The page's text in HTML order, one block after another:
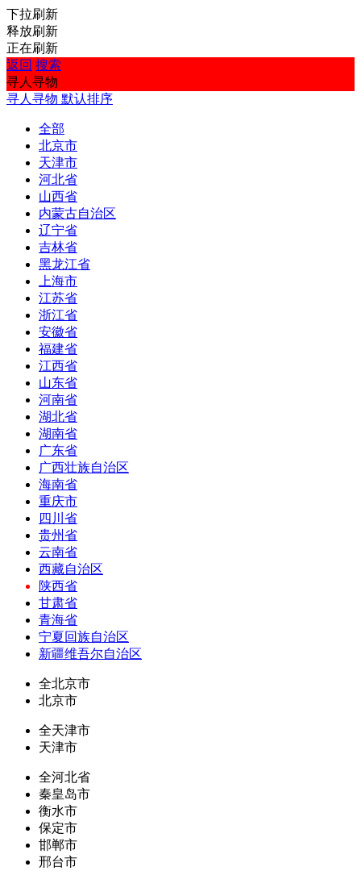
下拉刷新
释放刷新
正在刷新
返回 搜索
寻人寻物
寻人寻物 默认排序
全部
北京市
天津市
河北省
山西省
内蒙古自治区
辽宁省
吉林省
黑龙江省
上海市
江苏省
浙江省
安徽省
福建省
江西省
山东省
河南省
湖北省
湖南省
广东省
广西壮族自治区
海南省
重庆市
四川省
贵州省
云南省
西藏自治区
陕西省
甘肃省
青海省
宁夏回族自治区
新疆维吾尔自治区
全北京市
北京市
全天津市
天津市
全河北省
秦皇岛市
衡水市
保定市
邯郸市
邢台市